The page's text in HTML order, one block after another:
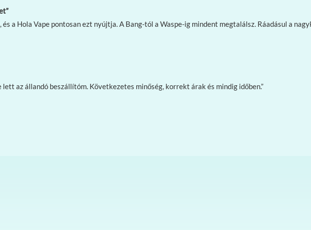
a Hola Vape pontosan ezt nyújtja. A Bang-tól a Waspe-ig mindent megtalálsz. Ráadásul a
lett az állandó beszállítóm. Következetes minőség, korrekt árak és mindig időben.”